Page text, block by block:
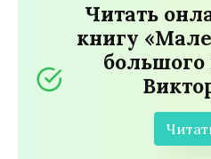
Читать
книгу
большого